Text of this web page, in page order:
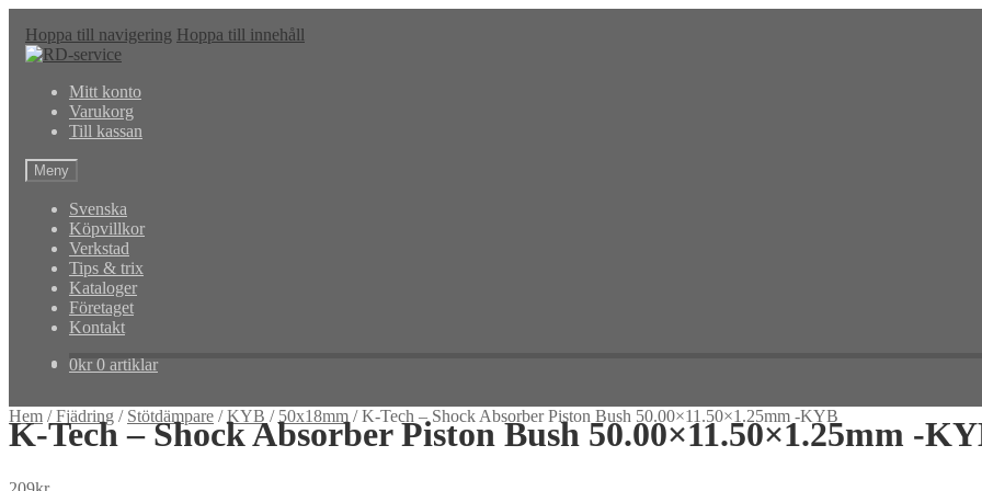
Hoppa till navigering Hoppa till innehåll
Mitt konto
Varukorg
Till kassan
Meny
Svenska
Köpvillkor
Verkstad
Tips & trix
Kataloger
Företaget
Kontakt
0kr 0 artiklar
Hem /Fjädring / Stötdämpare /KYB / 50x18mm /K-Tech – Shock Absorber Piston Bush 50.00×11.50×1.25mm -KYB
K-Tech – Shock Absorber Piston Bush 50.00×11.50×1.25mm -